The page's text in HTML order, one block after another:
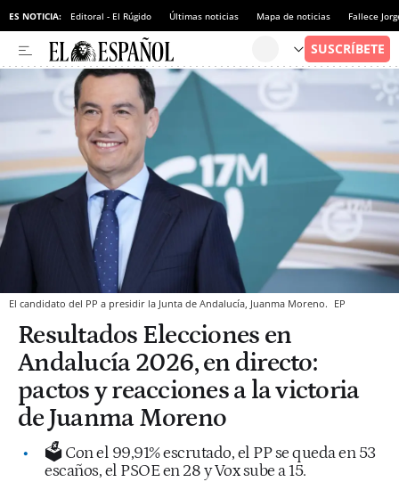
ES NOTICIA: Editoral - El Rúgido Últimas noticias Mapa de noticias Fallece
El candidato del PP a presidir la Junta de Andalucía, Juanma Moreno. EP
Resultados Elecciones en
Andalucía 2026, en directo:
pactos y reacciones a la victoria
de Juanma Moreno
🗳️ Con el 99,91% escrutado, el PP se queda en 53
escaños, el PSOE en 28 y Vox sube a 15.